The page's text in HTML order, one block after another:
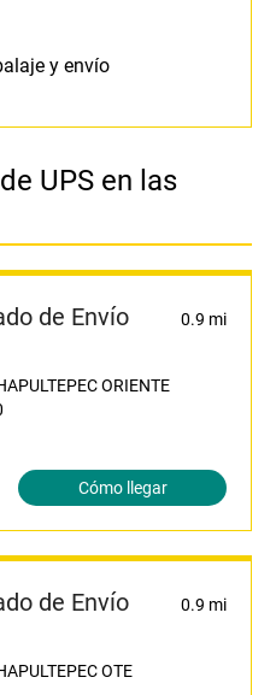
y envío
UPS en las
de Envío 0.9 mi
ORIENTE
Cómo llegar
de Envío 0.9 mi
OTE